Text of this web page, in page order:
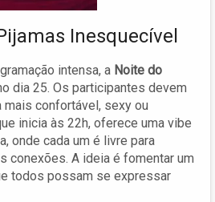
Inesquecível
intensa, a Noite do
dia 25. Os participantes devem
confortável, sexy ou
inicia às 22h, oferece uma vibe
onde cada um é livre para
conexões. A ideia é fomentar um
todos possam se expressar